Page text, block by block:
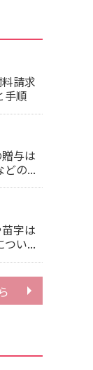
請求
手順
与は
どの...
字は
つい...